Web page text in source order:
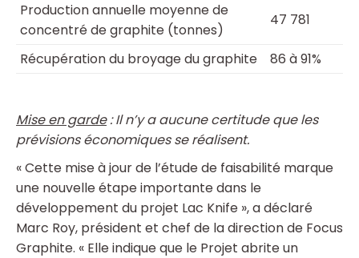
Production annuelle moyenne de
concentré de graphite (tonnes)
47 781
Récupération du broyage du graphite 86 à 91%
Mise en garde: Il n’y a aucune certitude que les
prévisions économiques se réalisent.
« Cette mise à jour de l’étude de faisabilité marque
une nouvelle étape importante dans le
développement du projet Lac Knife », a déclaré
Marc Roy, président et chef de la direction de Focus
Graphite. « Elle indique que le Projet abrite un